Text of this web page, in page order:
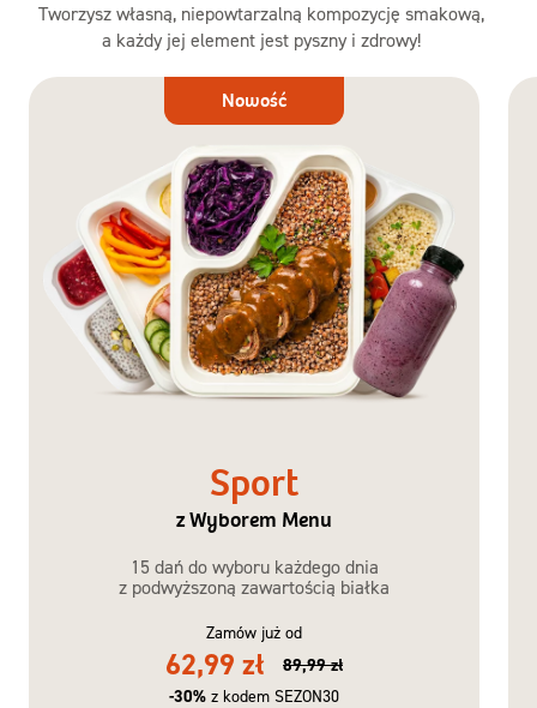
Tworzysz własną, niepowtarzalną kompozycję smakową,
a każdy jej element jest pyszny i zdrowy!
Dieta
Nowość
Sport
z Wyborem Menu
15 dań do wyboru każdego dnia
z podwyższoną zawartością białka
Zamów już od
62,99 zł
89,99 zł
-30% z kodem SEZON30